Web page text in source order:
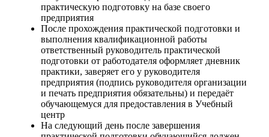
практическую подготовку на базе своего
предприятия
После прохождения практической подготовки и
выполнения квалификационной работы
ответственный руководитель практической
подготовки от работодателя оформляет дневник
практики, заверяет его у руководителя
предприятия (подпись руководителя организации
и печать предприятия обязательны) и передаёт
обучающемуся для предоставления в Учебный
центр
На следующий день после завершения